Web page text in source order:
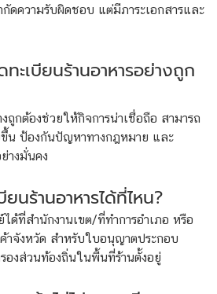
ดความรับผิดชอบ แต่มีภาระเอกสารและ
ะเบียนร้านอาหารอย่างถูก
ถูกต้องช่วยให้กิจการน่าเชื่อถือ สามารถ
ขึ้น ป้องกันปัญหาทางกฎหมาย และ
างมั่นคง
นร้านอาหารได้ที่ไหน?
ที่สำนักงานเขต/ที่ทำการอำเภอ หรือ
าจังหวัด สำหรับใบอนุญาตประกอบ
องส่วนท้องถิ่นในพื้นที่ร้านตั้งอยู่